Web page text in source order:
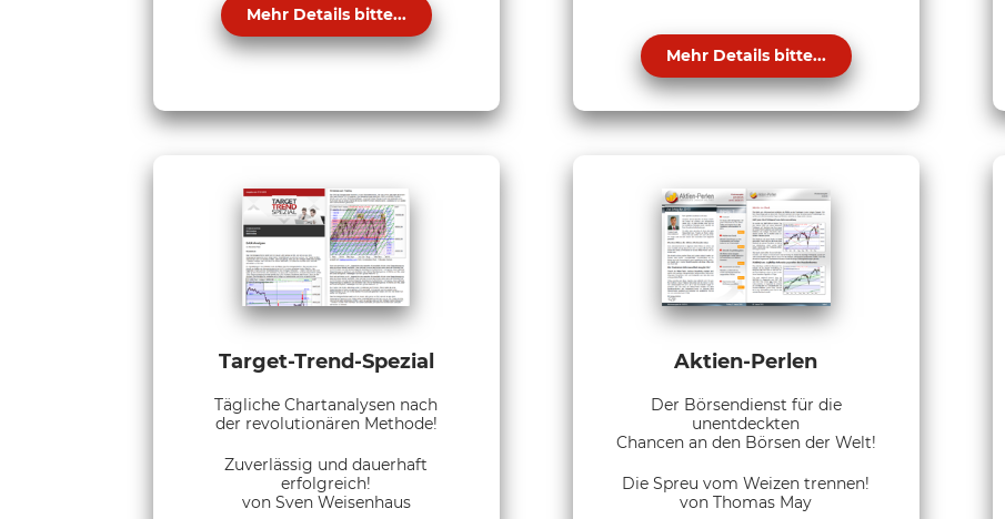
Mehr Details bitte...
Mehr Details bitte...
Target-Trend-Spezial
Tägliche Chartanalysen nach
der revolutionären Methode!
Zuverlässig und dauerhaft
erfolgreich!
von Sven Weisenhaus
Aktien-Perlen
Der Börsendienst für die
unentdeckten
Chancen an den Börsen der Welt!
Die Spreu vom Weizen trennen!
von Thomas May